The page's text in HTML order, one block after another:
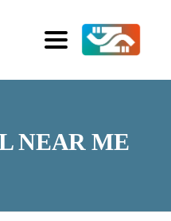
NEAR ME